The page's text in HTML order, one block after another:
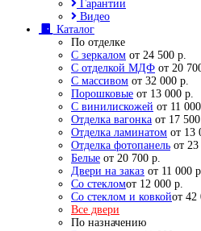
Гарантии
Видео
Каталог
По отделке
С зеркалом от 24 500 р.
С отделкой МДФ от 20
С массивом от 32 000 р.
Порошковые от 13 000 р.
С винилискожей от 11
Отделка вагонка от 17
Отделка ламинатом от 13
Отделка фотопанель от
Белые от 20 700 р.
Двери на заказ от 11 000
Со стекломот 12 000 р.
Со стеклом и ковкойот 42
Все двери
По назначению